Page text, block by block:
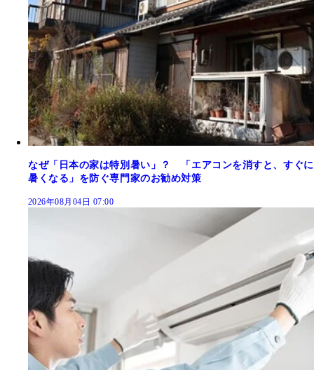
なぜ「日本の家は特別暑い」？ 「エアコンを消すと、すぐに
暑くなる」を防ぐ専門家のお勧め対策
2026年08月04日 07:00